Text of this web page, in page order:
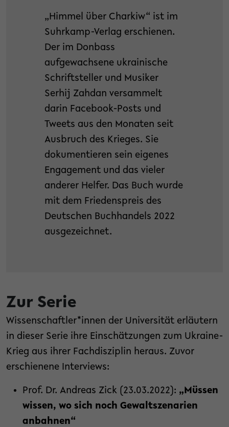
„Himmel über Charkiw“ ist im
Suhrkamp-Verlag erschienen.
Der im Donbass
aufgewachsene ukrainische
Schriftsteller und Musiker
Serhij Zahdan versammelt
darin Facebook-Posts und
Tweets aus den Monaten seit
Ausbruch des Krieges. Sie
dokumentieren sein eigenes
Engagement und das vieler
anderer Helfer. Das Buch wurde
mit dem Friedenspreis des
Deutschen Buchhandels 2022
ausgezeichnet.
Zur Serie
Wissenschaftler*innen der Universität erläutern
in dieser Serie ihre Einschätzungen zum Ukraine-
Krieg aus ihrer Fachdisziplin heraus. Zuvor
erschienene Interviews:
Prof. Dr. Andreas Zick (23.03.2022): „Müssen
wissen, wo sich noch Gewaltszenarien
anbahnen“